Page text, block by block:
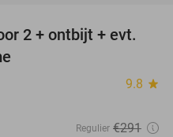
43%
2 + ontbijt + evt.
9.8 star
Regulier €291